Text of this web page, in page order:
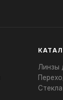
Линзы